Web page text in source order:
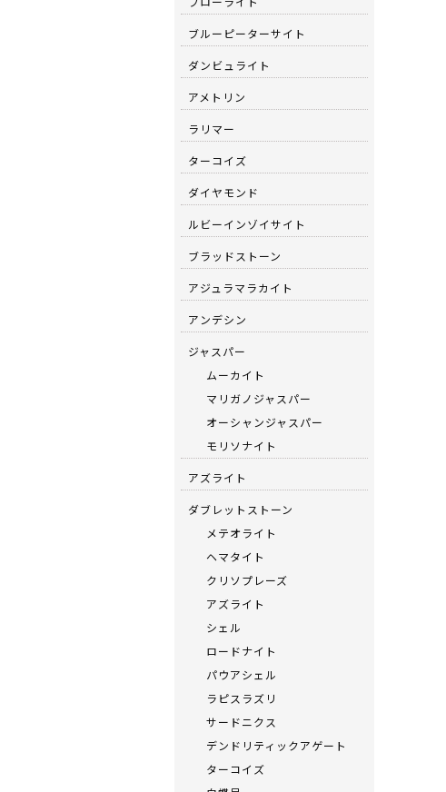
ブルーピーターサイト
ダンビュライト
アメトリン
ラリマー
ターコイズ
ダイヤモンド
ルビーインゾイサイト
ブラッドストーン
アジュラマラカイト
アンデシン
ジャスパー
ムーカイト
マリガノジャスパー
オーシャンジャスパー
モリソナイト
アズライト
ダブレットストーン
メテオライト
ヘマタイト
クリソプレーズ
アズライト
シェル
ロードナイト
パウアシェル
ラピスラズリ
サードニクス
デンドリティックアゲート
ターコイズ